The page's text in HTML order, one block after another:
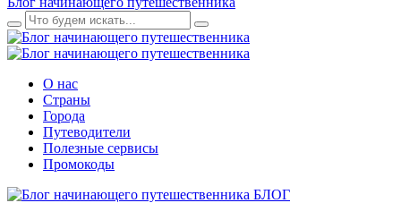
О нас
Страны
Города
Путеводители
Полезные сервисы
Промокоды
БЛОГ